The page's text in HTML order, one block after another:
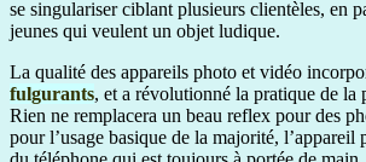
se singulariser ciblant plusieurs clientèles, en
jeunes qui veulent un objet ludique.
La qualité des appareils photo et vidéo
fulgurants, et a révolutionné la pratique de la
Rien ne remplacera un beau reflex pour des
pour l’usage basique de la majorité, l’appareil